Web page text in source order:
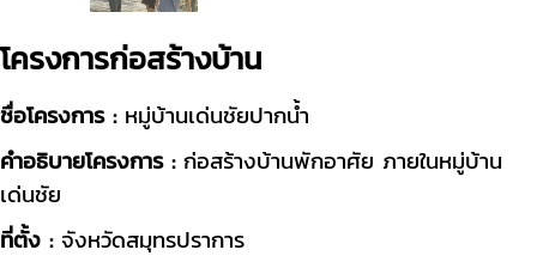
โครงการก่อสร้างบ้าน
ชื่อโครงการ :หมู่บ้านเด่นชัยปากน้ำ
คำอธิบายโครงการ : ก่อสร้างบ้านพักอาศัย ภายในหมู่บ้าน
เด่นชัย
ที่ตั้ง :จังหวัดสมุทรปราการ